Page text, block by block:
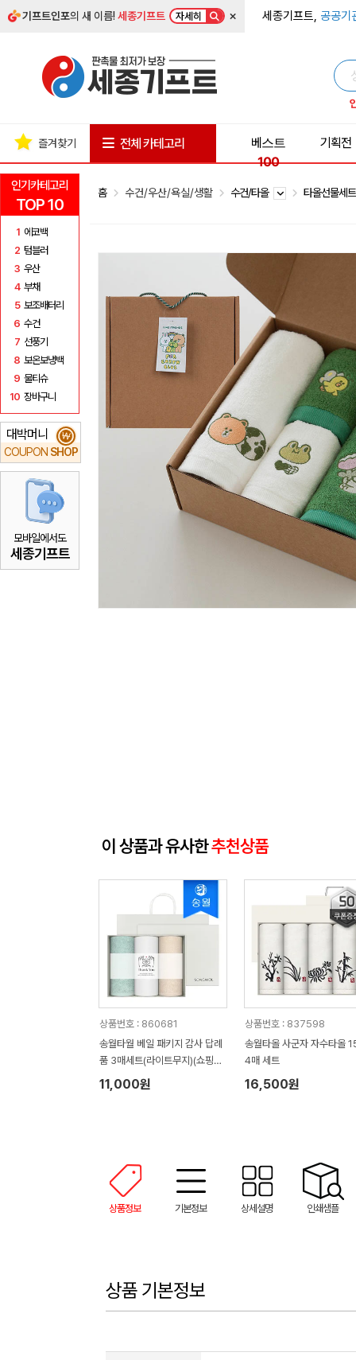
기프트인포의 새 이름!세종기프트 자세히 × 세종기프트, 공공기
인기카테고리
TOP 10
1 에코백
2 텀블러
3 우산
4 부채
5 보조배터리
6 수건
7 선풍기
8 보온보냉백
9 물티슈
10 장바구니
대박머니
COUPON SHOP
₩
모바일에서도
세종기프트
즐겨찾기 전체 카테고리
베스트
100
기획전
홈 수건/우산/욕실/생활 수건/타올 타올선물세
이 상품과 유사한추천상품
상품번호 : 860681
송월타월 베일 패키지 감사 답례
품 3매세트(라이트무지)(쇼핑백
증정)
11,000원
상품번호 : 837598
송월타올 사군자 자수타올
4매 세트
16,500원
상품정보 기본정보 상세설명 인쇄샘플
상품 기본정보